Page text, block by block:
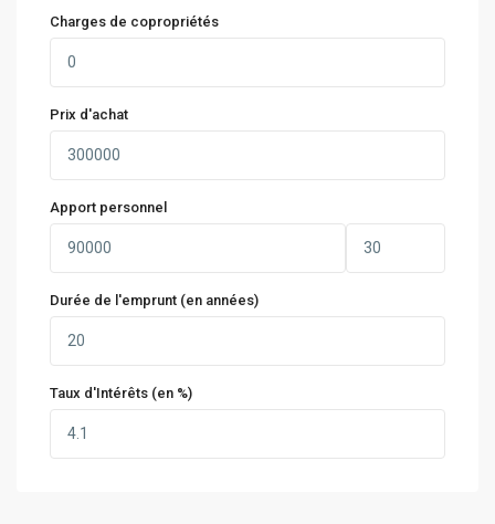
Charges de copropriétés
Prix d'achat
Apport personnel
Durée de l'emprunt (en années)
Taux d'Intérêts (en %)